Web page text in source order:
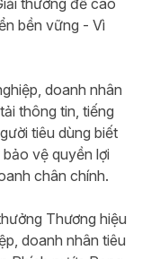
bền vững - Vì
doanh nhân
thông tin, tiếng
tiêu dùng biết
vệ quyền lợi
chân chính.
Thương hiệu
doanh nhân tiêu